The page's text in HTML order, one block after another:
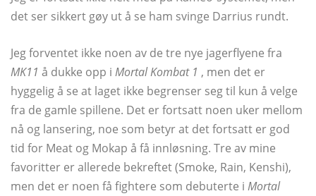
det ser sikkert gøy ut å se ham svinge Darrius rundt.
Jeg forventet ikke noen av de tre nye jagerflyene fra
MK11 å dukke opp i Mortal Kombat 1 , men det er
hyggelig å se at laget ikke begrenser seg til kun å velge
fra de gamle spillene. Det er fortsatt noen uker mellom
nå og lansering, noe som betyr at det fortsatt er god
tid for Meat og Mokap å få innløsning. Tre av mine
favoritter er allerede bekreftet (Smoke, Rain, Kenshi),
men det er noen få fightere som debuterte i Mortal